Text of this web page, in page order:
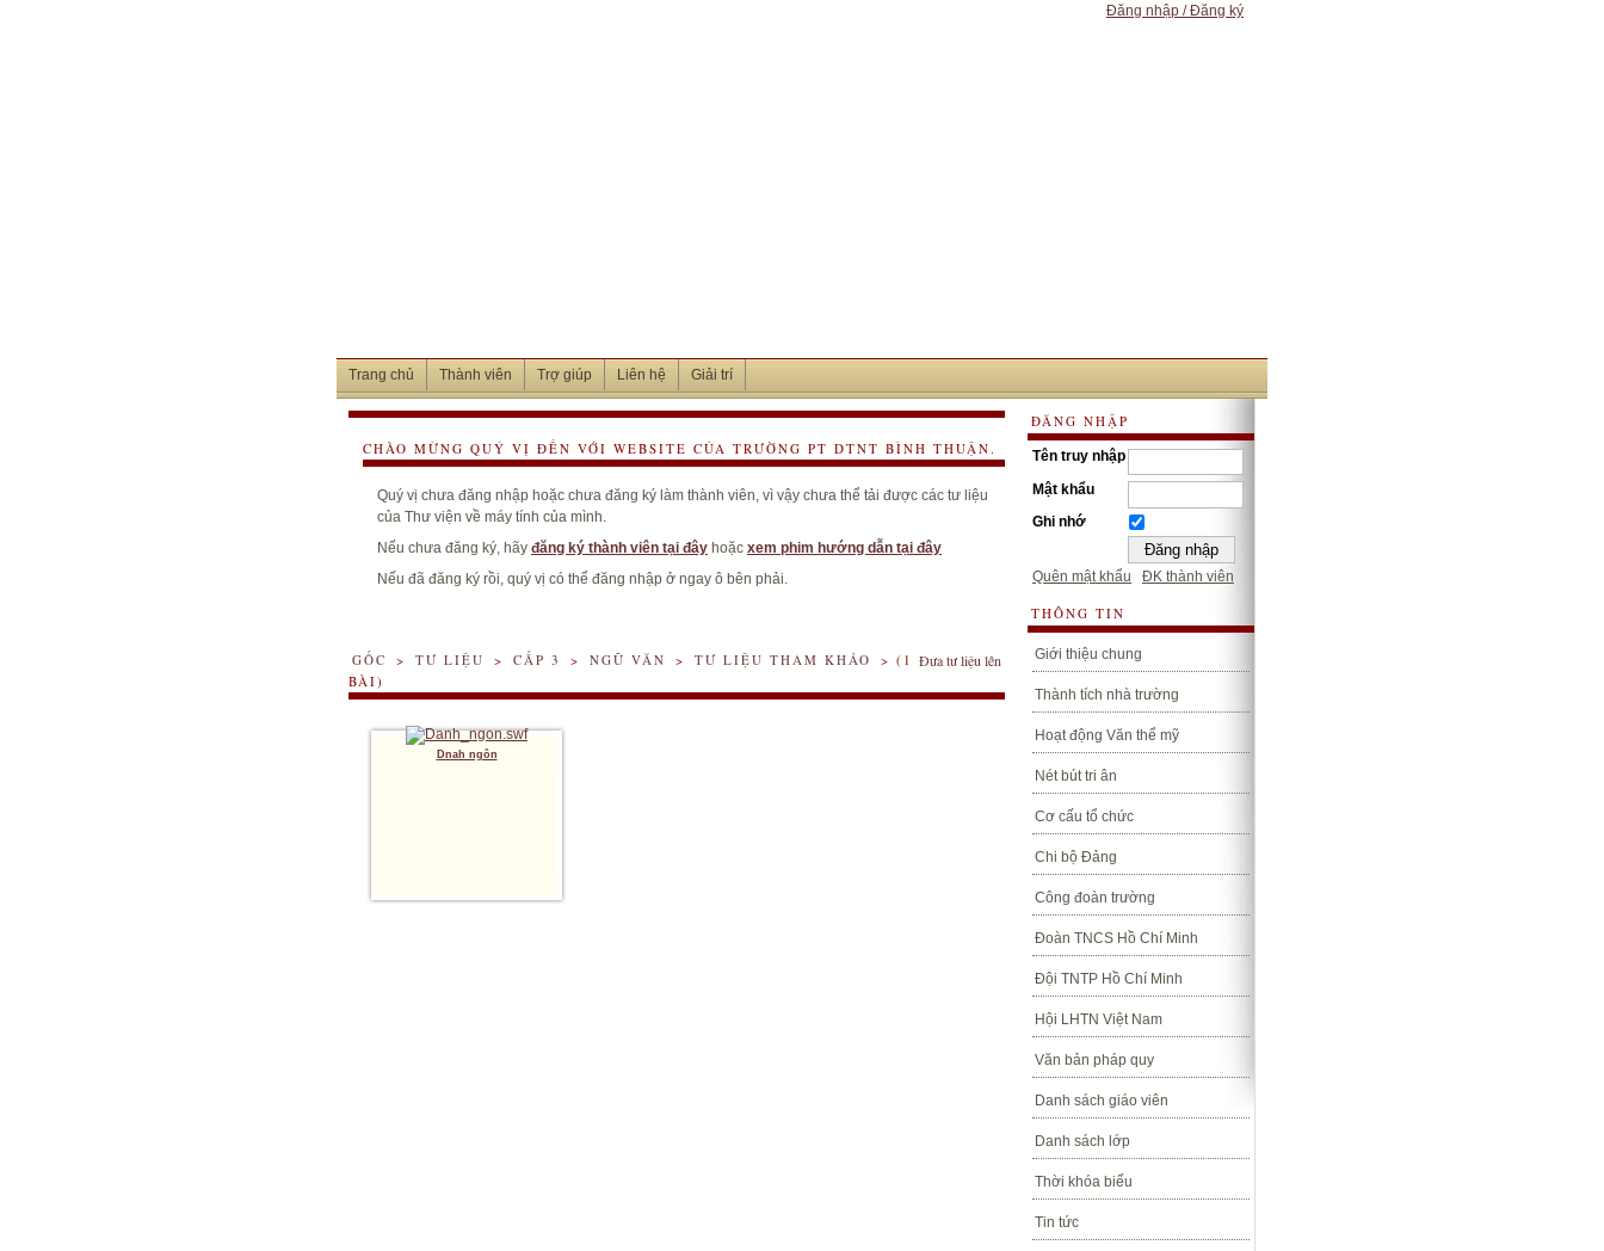
Đăng nhập / Đăng ký
Trang chủ Thành viên Trợ giúp Liên hệ Giải trí
ĐĂNG NHẬP
Tên truy nhập
Mật khẩu
Ghi nhớ
Quên mật khẩu ĐK thành viên
THÔNG TIN
Giới thiệu chung
Thành tích nhà trường
Hoạt động Văn thể mỹ
Nét bút tri ân
Cơ cấu tổ chức
Chi bộ Đảng
Công đoàn trường
Đoàn TNCS Hồ Chí Minh
Đội TNTP Hồ Chí Minh
Hội LHTN Việt Nam
Văn bản pháp quy
Danh sách giáo viên
Danh sách lớp
Thời khóa biểu
Tin tức
CHÀO MỪNG QUÝ VỊ ĐẾN VỚI WEBSITE CỦA TRƯỜNG PT DTNT BÌNH THUẬN.
Quý vị chưa đăng nhập hoặc chưa đăng ký làm thành viên, vì vậy chưa thể tải được các tư liệu
của Thư viện về máy tính của mình.
Nếu chưa đăng ký, hãy đăng ký thành viên tại đây hoặc xem phim hướng dẫn tại đây
Nếu đã đăng ký rồi, quý vị có thể đăng nhập ở ngay ô bên phải.
Đưa tư liệu lên
GỐC > TƯ LIỆU > CẤP 3 > NGỮ VĂN > TƯ LIỆU THAM KHẢO
> (1
BÀI)
Dnah ngôn